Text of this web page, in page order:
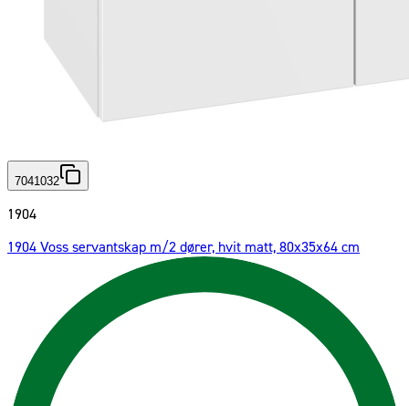
7041032
1904
1904 Voss servantskap m/2 dører, hvit matt, 80x35x64 cm